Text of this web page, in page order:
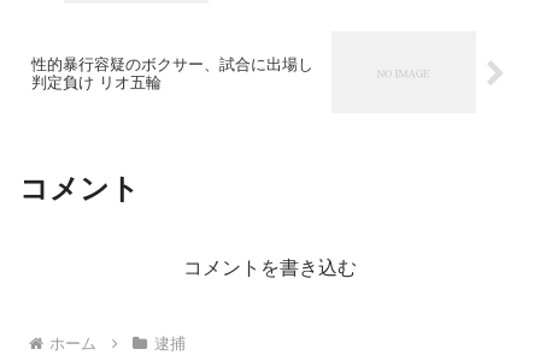
性的暴行容疑のボクサー、試合に出場し
判定負け リオ五輪
コメント
コメントを書き込む
ホーム 逮捕